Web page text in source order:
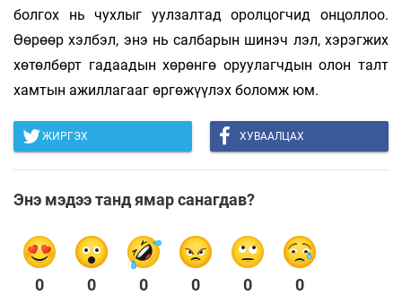
болгох нь чухлыг уулзалтад оролцогчид онцоллоо.
Өөрөөр хэлбэл, энэ нь салбарын шинэч­ лэл, хэрэгжих
хөтөлбөрт гадаадын хөрөнгө оруулагчдын олон талт
хамтын ажиллагааг өргөжүүлэх боломж юм.
ЖИРГЭХ ХУВААЛЦАХ
Энэ мэдээ танд ямар санагдав?
0 0 0 0 0 0